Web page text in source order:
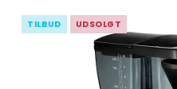
TILBUD UDSOLGT